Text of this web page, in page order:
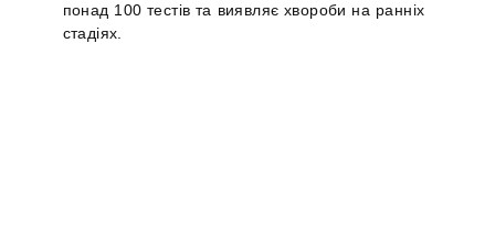
понад 100 тестів та виявляє хвороби на ранніх
стадіях.